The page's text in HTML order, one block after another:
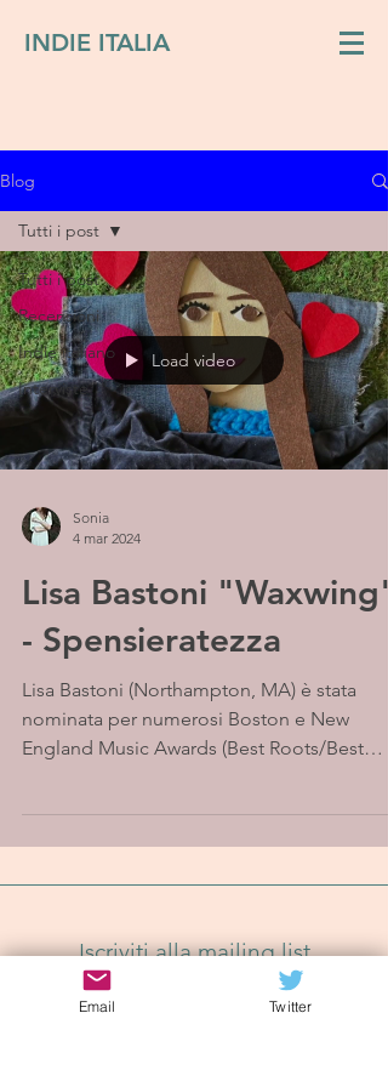
INDIE ITALIA
Blog
Tutti i post
Recensioni
Indie italiano
Interviste
Tutti i post
Load video
Sonia
4 mar 2024
Lisa Bastoni "Waxwing"
- Spensieratezza
Lisa Bastoni (Northampton, MA) è stata
nominata per numerosi Boston e New
England Music Awards (Best Roots/Best
Iscriviti alla mailing list
Email Twitter